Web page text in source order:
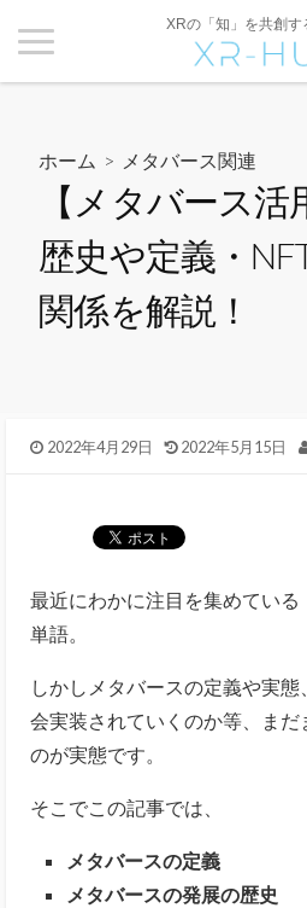
XRの「知」を共創す
ホーム > メタバース関連
【メタバース活
歴史や定義・
関係を解説！
2022年4月29日 2022年5月15日
最近にわかに注目を集めている
単語。
しかしメタバースの定義や実
会実装されていくのか等、ま
のが実態です。
そこでこの記事では、
メタバースの定義
メタバースの発展の歴史